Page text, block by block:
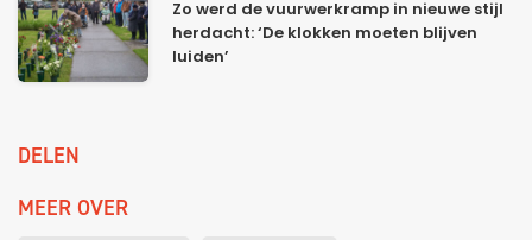
Zo werd de vuurwerkramp in nieuwe stijl
herdacht: ‘De klokken moeten blijven
luiden’
DELEN
MEER OVER